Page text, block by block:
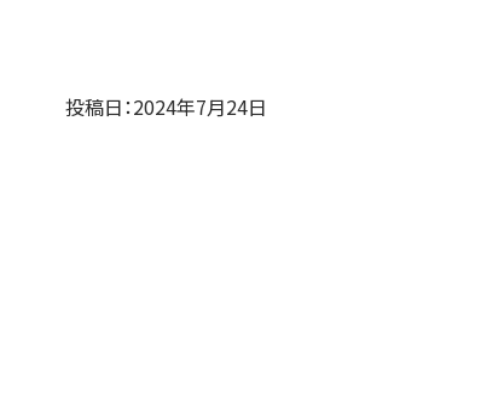
投稿日：2024年7月24日